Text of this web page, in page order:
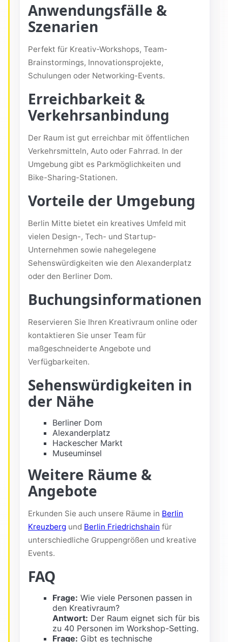
Anwendungsfälle &
Szenarien
Perfekt für Kreativ-Workshops, Team-
Brainstormings, Innovationsprojekte,
Schulungen oder Networking-Events.
Erreichbarkeit &
Verkehrsanbindung
Der Raum ist gut erreichbar mit öffentlichen
Verkehrsmitteln, Auto oder Fahrrad. In der
Umgebung gibt es Parkmöglichkeiten und
Bike-Sharing-Stationen.
Vorteile der Umgebung
Berlin Mitte bietet ein kreatives Umfeld mit
vielen Design-, Tech- und Startup-
Unternehmen sowie nahegelegene
Sehenswürdigkeiten wie den Alexanderplatz
oder den Berliner Dom.
Buchungsinformationen
Reservieren Sie Ihren Kreativraum online oder
kontaktieren Sie unser Team für
maßgeschneiderte Angebote und
Verfügbarkeiten.
Sehenswürdigkeiten in
der Nähe
Berliner Dom
Alexanderplatz
Hackescher Markt
Museuminsel
Weitere Räume &
Angebote
Erkunden Sie auch unsere Räume in Berlin
Kreuzberg und Berlin Friedrichshain für
unterschiedliche Gruppengrößen und kreative
Events.
FAQ
Frage: Wie viele Personen passen in
den Kreativraum?
Antwort: Der Raum eignet sich für bis
zu 40 Personen im Workshop-Setting.
Frage: Gibt es technische